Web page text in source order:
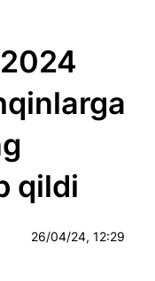
qildi
26/04/24, 12:29